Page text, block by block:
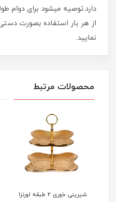
دارد.توصیه میشود برای دوام
از هر بار استفاده بصورت
نمایید.
محصولات مرتبط
شیرینی خوری 2 طبقه لورنزا